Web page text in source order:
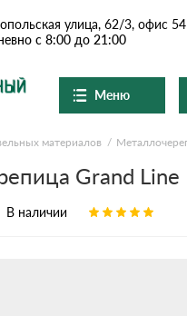
улица, 62/3, офис 54
с 8:00 до 21:00
Меню
Ондулин и шифер
материалов
Grand
В наличии